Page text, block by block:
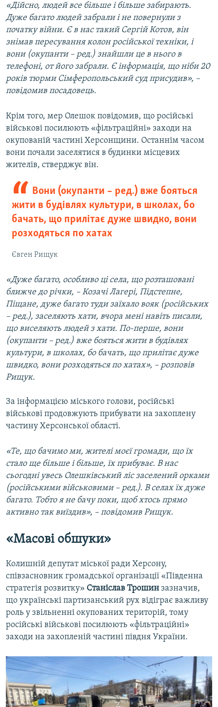
«Дійсно, людей все більше і більше забирають.
Дуже багато людей забрали і не повернули з
початку війни. Є в нас такий Сергій Котов, він
знімав пересування колон російської техніки, і
вони (окупанти – ред.) знайшли це в нього в
телефоні, от його забрали. Є інформація, що ніби 20
років тюрми Сімферопольський суд присудив», –
повідомив посадовець.
Крім того, мер Олешок повідомив, що російські
військові посилюють «фільтраційні» заходи на
окупованій частині Херсонщини. Останнім часом
вони почали заселятися в будинки місцевих
жителів, стверджує він.
Вони (окупанти – ред.) вже бояться
жити в будівлях культури, в школах, бо
бачать, що прилітає дуже швидко, вони
розходяться по хатах
Євген Рищук
«Дуже багато, особливо ці села, що розташовані
ближче до річки, – Козачі Лагері, Підстепне,
Піщане, дуже багато туди заїхало вояк (російських
– ред.), заселяють хати, вчора мені навіть писали,
що виселяють людей з хати. По-перше, вони
(окупанти – ред.) вже бояться жити в будівлях
культури, в школах, бо бачать, що прилітає дуже
швидко, вони розходяться по хатах», – розповів
Рищук.
За інформацією міського голови, російські
військові продовжують прибувати на захоплену
частину Херсонської області.
«Те, що бачимо ми, жителі моєї громади, що їх
стало ще більше і більше, їх прибуває. В нас
сьогодні увесь Олешківський ліс заселений орками
(російськими військовими – ред.). В селах їх дуже
багато. Тобто я не бачу поки, щоб хтось прямо
активно так виїздив», – повідомив Рищук.
«Масові обшуки»
Колишній депутат міської ради Херсону,
співзасновник громадської організації «Південна
стратегія розвитку» Станіслав Трошин зазначив,
що українські партизанський рух відіграє важливу
роль у звільненні окупованих територій, тому
російські військові посилюють «фільтраційні»
заходи на захопленій частині півдня України.